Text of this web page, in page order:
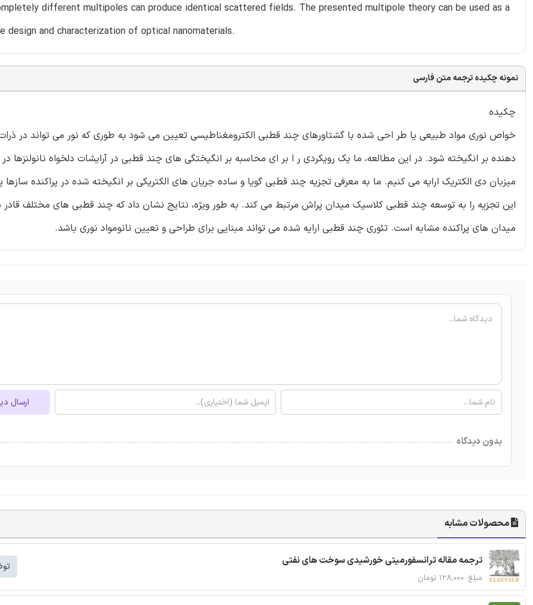
different multipoles can produce identical scattered fields. The presented multipole theory can be used as a
design and characterization of optical nanomaterials.
نمونه چکیده ترجمه متن فارسی
چکیده
خواص نوری مواد طبیعی یا طر احی شده با گشتاورهای چند قطبی الکترومغناطیسی تعیین می شود به طوری که نور می تواند در
دهنده بر انگیخته شود. در این مطالعه، ما یک رویکردی ر ا بر ای محاسبه بر انگیختگی های چند قطبی در آرایشات دلخواه نانولنزها
میزبان دی الکتریک ارایه می کنیم. ما به معرفی تجزیه چند قطبی گویا و ساده جریان های الکتریکی بر انگیخته شده در پراکنده سازها
این تجزیه را به توسعه چند قطبی کلاسیک میدان پراش مرتبط می کند. به طور ویژه، نتایج نشان داد که چند قطبی های مختلف قادر
میدان های پراکنده مشابه است. تئوری چند قطبی ارایه شده می تواند مبنایی برای طراحی و تعیین نانومواد نوری باشد.
ارسال
بدون دیدگاه
محصولات مشابه
ترجمه مقاله ترانسفورمیتی خورشیدی سوخت های نفتی
مبلغ: ۱۲۸,۰۰۰ تومان